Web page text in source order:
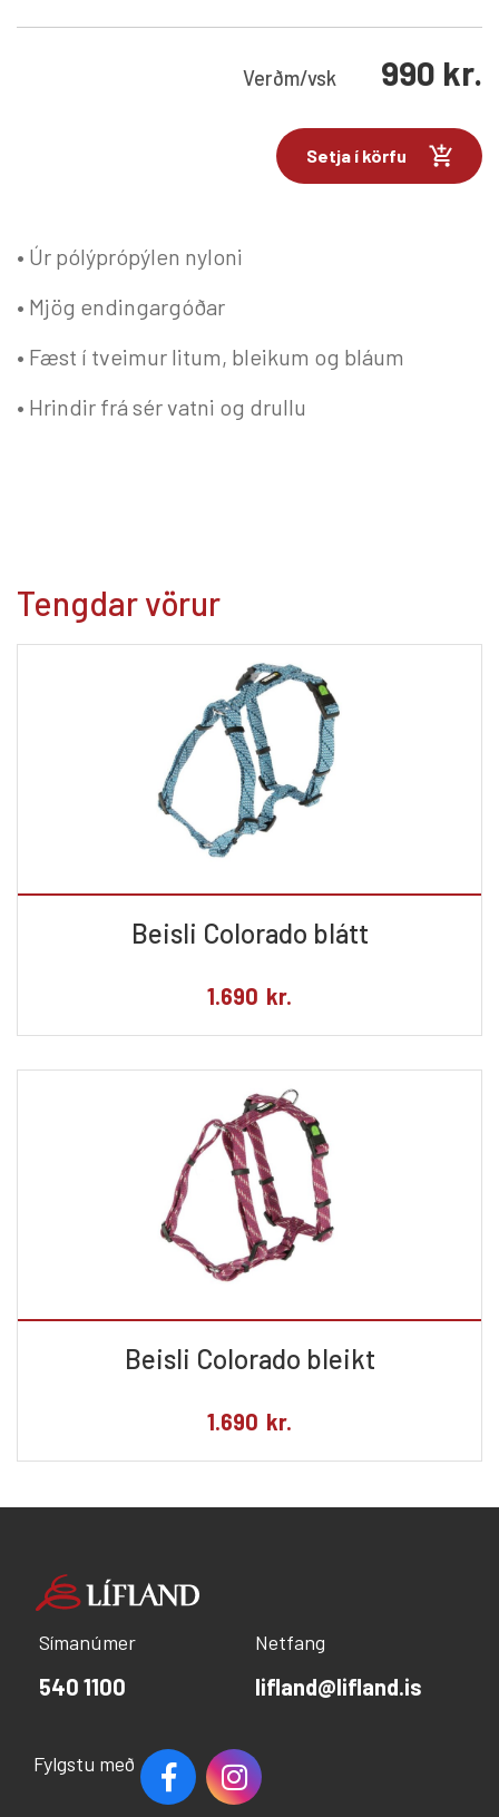
Verðm/vsk 990 kr.
Setja í körfu
• Úr pólýprópýlen nyloni
• Mjög endingargóðar
• Fæst í tveimur litum, bleikum og bláum
• Hrindir frá sér vatni og drullu
Tengdar vörur
Beisli Colorado blátt
1.690 kr.
Beisli Colorado bleikt
1.690 kr.
Símanúmer
540 1100
Netfang
lifland@lifland.is
Fylgstu með